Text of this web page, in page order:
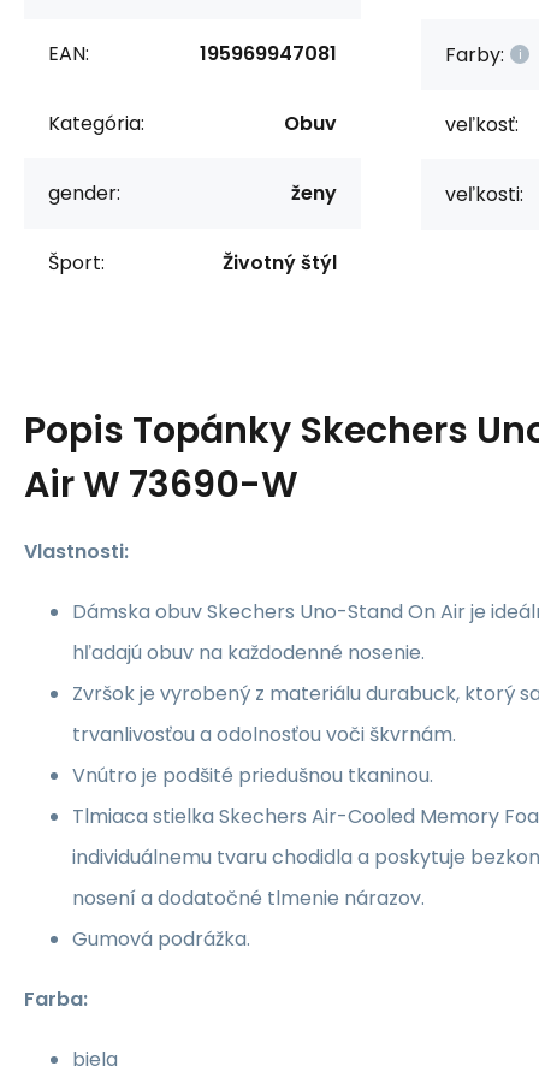
EAN: 195969947081
Kategória: Obuv
gender: ženy
Šport: Životný štýl
Farby:
veľkosť:
veľkosti:
Popis Topánky Skechers
Air W 73690-W
Vlastnosti:
Dámska obuv Skechers Uno-Stand On Air je
hľadajú obuv na každodenné nosenie.
Zvršok je vyrobený z materiálu durabuck, ktorý
trvanlivosťou a odolnosťou voči škvrnám.
Vnútro je podšité priedušnou tkaninou.
Tlmiaca stielka Skechers Air-Cooled Memory
individuálnemu tvaru chodidla a poskytuje
nosení a dodatočné tlmenie nárazov.
Gumová podrážka.
Farba:
biela